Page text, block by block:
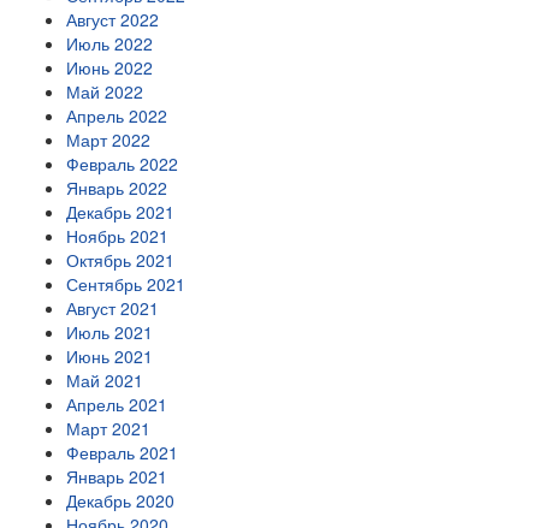
Август 2022
Июль 2022
Июнь 2022
Май 2022
Апрель 2022
Март 2022
Февраль 2022
Январь 2022
Декабрь 2021
Ноябрь 2021
Октябрь 2021
Сентябрь 2021
Август 2021
Июль 2021
Июнь 2021
Май 2021
Апрель 2021
Март 2021
Февраль 2021
Январь 2021
Декабрь 2020